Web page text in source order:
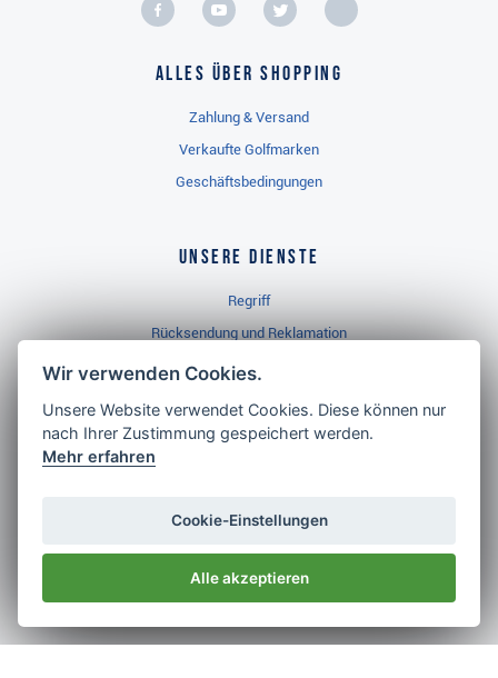
Alles über Shopping
Zahlung & Versand
Verkaufte Golfmarken
Geschäftsbedingungen
Unsere Dienste
Regriff
Rücksendung und Reklamation
Widerrufsbelehrung
Golf Brothers.de
Neuheiten
Impressum
Wir verwenden Cookies.
Unsere Website verwendet Cookies. Diese können nur
nach Ihrer Zustimmung gespeichert werden.
Mehr erfahren
Cookie-Einstellungen
Alle akzeptieren